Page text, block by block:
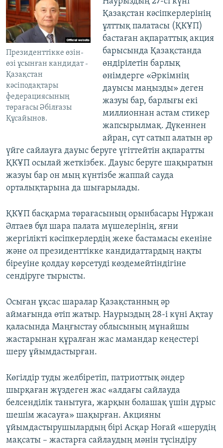
Президенттікке өзін-
өзі ұсынған кандидат -
Қазақстан
кәсіподақтары
федерациясының
төрағасы Әбілғазы
Құсайынов.
Қазақстан кәсіпкерлерінің
ұлттық палатасы (ҚКҰП)
бастаған ақпараттық акция
барысында Қазақстанда
өндірілетін барлық
өнімдерге «Әркімнің
дауысы маңызды» деген
жазуы бар, барлығы екі
миллионнан астам стикер
жапсырылмақ. Дүкеннен
айран, сүт сатып алатын әр
үйге сайлауға дауыс беруге үгіттейтін ақпаратты
ҚКҰП осылай жеткізбек. Дауыс беруге шақыратын
жазуы бар он мың күнтізбе жаппай сауда
орталықтарына да шығарылады.
ҚКҰП басқарма төрағасының орынбасары Нұржан
Әлтаев бұл шара палата мүшелерінің, яғни
жергілікті кәсіпкерлердің жеке бастамасы екеніне
және ол президенттікке кандидаттардың нақты
біреуіне қолдау көрсетуді көздемейтіндігіне
сендіруге тырысты.
Осыған ұқсас шаралар Қазақстанның әр
аймағында өтіп жатыр. Наурыздың 28-і күні Ақтау
қаласында Маңғыстау облысының мұнайшы
жастарынан құралған жас мамандар кеңестері
шеру ұйымдастырған.
Көгілдір туды желбіретіп, патриоттық әндер
шырқаған жүздеген жас «алдағы сайлауда
белсенділік танытуға, жарқын болашақ үшін дұрыс
шешім жасауға» шақырған. Акцияны
ұйымдастырушылардың бірі Асқар Ноғай «шерудің
мақсаты – жастарға сайлаудың мәнін түсіндіру